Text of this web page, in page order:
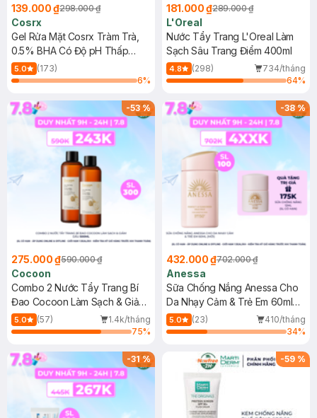
139.000 ₫298.000 ₫
Cosrx
Gel Rửa Mặt Cosrx Tràm Trà,
0.5% BHA Có Độ pH Thấp
150ml
5.0
(173)
6%
181.000 ₫289.000 ₫
L'Oreal
Nước Tẩy Trang L'Oreal Làm
Sạch Sâu Trang Điểm 400ml
4.8 (298)
734/tháng
64%
-53%
275.000 ₫590.000 ₫
Cocoon
Combo 2 Nước Tẩy Trang Bí
Đao Cocoon Làm Sạch & Giảm
Dầu 500ml
5.0 (57)
1.4k/tháng
75%
-38%
432.000 ₫702.000 ₫
Anessa
Sữa Chống Nắng Anessa Cho
Da Nhạy Cảm & Trẻ Em 60ml
(Mới)
5.0 (23)
410/tháng
34%
-31% -59 %